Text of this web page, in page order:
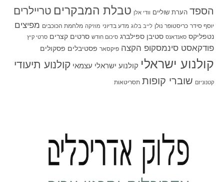
הספד הערת שוליים וודי אלן טבלת המבקרים טריילרים
יוסף סידר כריסטופר נולן לייב בלוג מדע בדיוני מוזיקה מלחמת הכוכבים מפיצים
נטפליקס סאנדאנס סטיבן ספילברג סיכום חודש סרטים קצרים סרטי קיץ
פודקאסט סינמסקופ הקצה פיקסאר פסטיבלים פסקולים
קולנוע ישראלי קולנוע ישראלי עצמאי קולנוע תיעודי
קטנוניזם שוברי קופות תסריטאות